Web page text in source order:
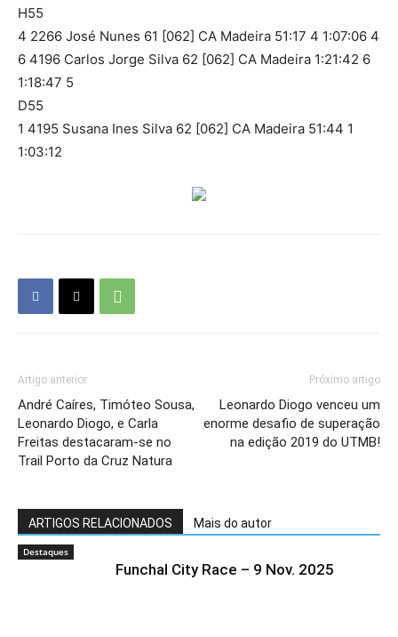
H55
4 2266 José Nunes 61 [062] CA Madeira 51:17 4 1:07:06 4
6 4196 Carlos Jorge Silva 62 [062] CA Madeira 1:21:42 6
1:18:47 5
D55
1 4195 Susana Ines Silva 62 [062] CA Madeira 51:44 1
1:03:12
Artigo anterior
André Caíres, Timóteo Sousa,
Leonardo Diogo, e Carla
Freitas destacaram-se no
Trail Porto da Cruz Natura
Próximo artigo
Leonardo Diogo venceu um
enorme desafio de superação
na edição 2019 do UTMB!
ARTIGOS RELACIONADOS Mais do autor
Destaques
Funchal City Race – 9 Nov. 2025